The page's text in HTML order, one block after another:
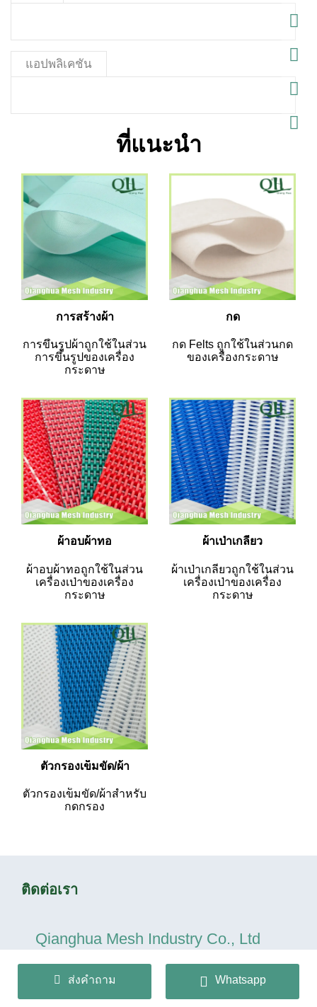
แอปพลิเคชัน
ที่แนะนำ
การสร้างผ้า
การขึ้นรูปผ้าถูกใช้ในส่วน
การขึ้นรูปของเครื่อง
กระดาษ
กด
กด Felts ถูกใช้ในส่วนกด
ของเครื่องกระดาษ
ผ้าอบผ้าทอ
ผ้าอบผ้าทอถูกใช้ในส่วน
เครื่องเป่าของเครื่อง
กระดาษ
ผ้าเป่าเกลียว
ผ้าเป่าเกลียวถูกใช้ในส่วน
เครื่องเป่าของเครื่อง
กระดาษ
ตัวกรองเข็มขัด/ผ้า
ตัวกรองเข็มขัด/ผ้าสำหรับ
กดกรอง
ติดต่อเรา
Qianghua Mesh Industry Co., Ltd
+86 13932166536
ส่งคำถาม Whatsapp